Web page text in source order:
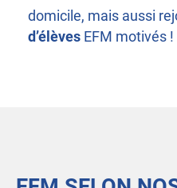
domicile, mais aussi
d’élèves EFM motivés !